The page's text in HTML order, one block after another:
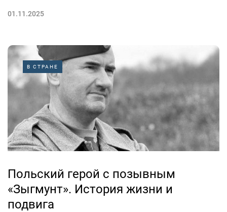
01.11.2025
В СТРАНЕ
Польский герой с позывным
«Зыгмунт». История жизни и
подвига